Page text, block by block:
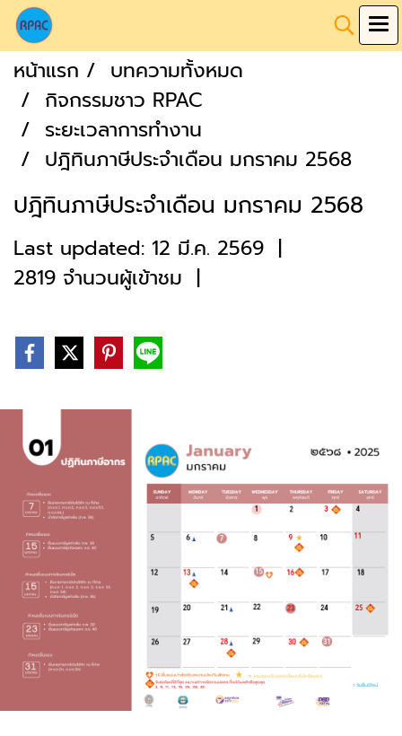
หน้าแรก
บทความทั้งหมด
กิจกรรมชาว RPAC
ระยะเวลาการทำงาน
ปฎิทินภาษีประจำเดือน มกราคม 2568
ปฎิทินภาษีประจำเดือน มกราคม 2568
Last updated: 12 มี.ค. 2569 |
2819 จำนวนผู้เข้าชม |